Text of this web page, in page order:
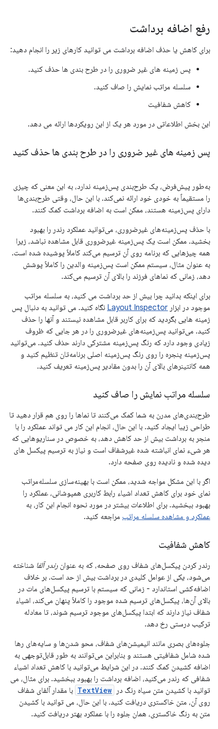
رفع اضافه برداشت
برای کاهش یا حذف اضافه برداشت می توانید کارهای زیر را انجام دهید:
پس زمینه های غیر ضروری را در طرح بندی ها حذف کنید.
سلسله مراتب نمایش را صاف کنید.
کاهش شفافیت
این بخش اطلاعاتی در مورد هر یک از این رویکردها ارائه می دهد.
پس زمینه های غیر ضروری را در طرح بندی ها حذف کنید
به‌طور پیش‌فرض، یک طرح‌بندی پس‌زمینه ندارد، به این معنی که چیزی
را مستقیماً به خودی خود ارائه نمی‌کند. با این حال، وقتی طرح‌بندی‌ها
دارای پس‌زمینه هستند، ممکن است به اضافه برداشت کمک کنند.
با حذف پس‌زمینه‌های غیرضروری، می‌توانید عملکرد رندر را بهبود
بخشید. ممکن است یک پس‌زمینه غیرضروری قابل مشاهده نباشد، زیرا
همه چیزهایی که برنامه روی آن ترسیم می‌کند کاملاً پوشیده شده است.
به عنوان مثال، سیستم ممکن است پس‌زمینه والدین را کاملاً پوشش
دهد، زمانی که نماهای فرزند را بالای آن ترسیم می‌کند.
برای اینکه بدانید چرا بیش از حد برداشت می کنید، به سلسله مراتب
موجود در ابزار Layout Inspector نگاه کنید. می توانید به دنبال پس
زمینه هایی بگردید که برای کاربر قابل مشاهده نیستند و آنها را حذف
کنید. می‌توانید پس‌زمینه‌های غیرضروری را در هر جایی که ظروف
زیادی وجود دارد که رنگ پس‌زمینه مشترکی دارند حذف کنید. می‌توانید
پس‌زمینه پنجره را روی رنگ پس‌زمینه اصلی برنامه‌تان تنظیم کنید و
همه کانتینرهای بالای آن را بدون مقادیر پس‌زمینه تعریف کنید.
سلسله مراتب نمایش را صاف کنید
طرح‌بندی‌های مدرن به شما کمک می‌کنند تا نماها را روی هم قرار دهید تا
طراحی زیبا ایجاد کنید. با این حال، انجام این کار می تواند عملکرد را با
منجر به برداشت بیش از حد کاهش دهد، به خصوص در سناریوهایی که
هر شیء نمای انباشته شده غیرشفاف است و نیاز به ترسیم پیکسل های
دیده شده و نادیده روی صفحه دارد.
اگر با این مشکل مواجه شدید، ممکن است با بهینه‌سازی سلسله‌مراتب
نمای خود برای کاهش تعداد اشیاء رابط کاربری همپوشانی، عملکرد را
بهبود ببخشید. برای اطلاعات بیشتر در مورد نحوه انجام این کار، به
عملکرد و مشاهده سلسله مراتب مراجعه کنید.
کاهش شفافیت
رندر کردن پیکسل‌های شفاف روی صفحه، که به عنوان رندر آلفا شناخته
می‌شود، یکی از عوامل کلیدی در برداشت بیش از حد است. بر خلاف
اضافه‌کشی استاندارد - زمانی که سیستم با ترسیم پیکسل‌های مات در
بالای آن‌ها، پیکسل‌های ترسیم شده موجود را کاملاً پنهان می‌کند، اشیاء
شفاف نیاز دارند که ابتدا پیکسل‌های موجود ترسیم شوند، تا معادله
ترکیب درستی رخ دهد.
جلوه‌های بصری مانند انیمیشن‌های شفاف، محو شدن‌ها و سایه‌های رها
شده شامل شفافیتی هستند و بنابراین می‌توانند به طور قابل‌توجهی به
اضافه کشیدن کمک کنند. در این شرایط می‌توانید با کاهش تعداد اشیاء
شفافی که رندر می‌کنید، اضافه برداشت را بهبود ببخشید. برای مثال، می
توانید با کشیدن متن سیاه رنگ در
TextView با مقدار آلفای شفاف
روی آن، متن خاکستری دریافت کنید. با این حال، می توانید با کشیدن
متن به رنگ خاکستری، همان جلوه را با عملکرد بهتر دریافت کنید.